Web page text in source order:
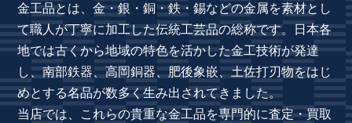
金工品とは、金・銀・銅・鉄・錫などの金属を素材とし
て職人が丁寧に加工した伝統工芸品の総称です。日本各
地では古くから地域の特色を活かした金工技術が発達
し、南部鉄器、高岡銅器、肥後象嵌、土佐打刃物をはじ
めとする名品が数多く生み出されてきました。
当店では、これらの貴重な金工品を専門的に査定・買取